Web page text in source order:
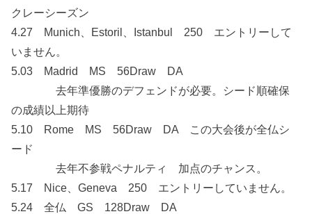
クレーシーズン
4.27 Munich、Estoril、Istanbul 250 エントリーして
いません。
5.03 Madrid MS 56Draw DA
去年準優勝のデフェンドが必要。シード順確保
の成績以上期待
5.10 Rome MS 56Draw DA この大会後が全仏シ
ード
去年不参戦ペナルティ 加点のチャンス。
5.17 Nice、Geneva 250 エントリーしていません。
5.24 全仏 GS 128Draw DA